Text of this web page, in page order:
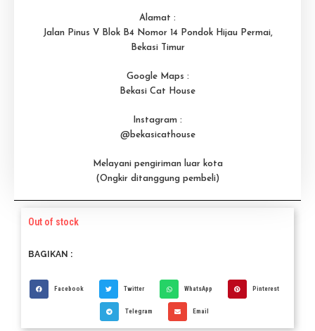
Alamat :
Jalan Pinus V Blok B4 Nomor 14 Pondok Hijau Permai,
Bekasi Timur
Google Maps :
Bekasi Cat House
Instagram :
@bekasicathouse
Melayani pengiriman luar kota
(Ongkir ditanggung pembeli)
Out of stock
BAGIKAN :
Facebook Twitter WhatsApp Pinterest
Telegram Email